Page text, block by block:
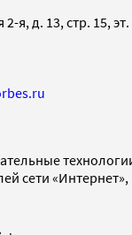
я, д. 13, стр. 15,
сети